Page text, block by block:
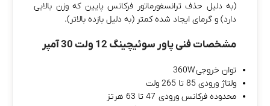
(به دلیل حذف ترانسفورماتور فرکانس پایین که وزن بالایی
دارد) و گرمای ایجاد شده کمتر (به دلیل بازده بالاتر).
مشخصات فنی پاور سوئیچینگ 12 ولت 30 آمپر
توان خروجی360W
ولتاژ ورودی 85 تا 265 ولت
محدوده فرکانس ورودی 47 تا 63 هرتز